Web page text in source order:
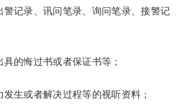
警记录、讯问笔录、询问笔录、接警记
具的悔过书或者保证书等；
发生或者解决过程等的视听资料；